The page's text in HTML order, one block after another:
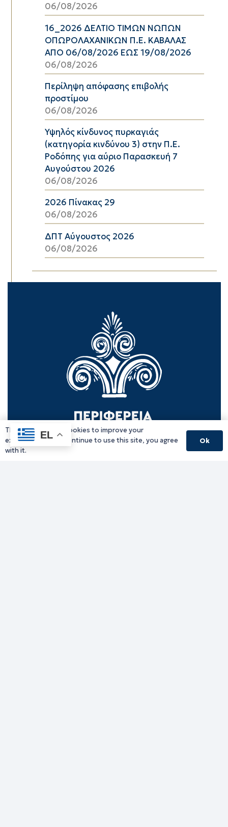
06/08/2026
16_2026 ΔΕΛΤΙΟ ΤΙΜΩΝ ΝΩΠΩΝ
ΟΠΩΡΟΛΑΧΑΝΙΚΩΝ Π.Ε. ΚΑΒΑΛΑΣ
ΑΠΟ 06/08/2026 ΕΩΣ 19/08/2026
06/08/2026
Περίληψη απόφασης επιβολής
προστίμου
06/08/2026
Υψηλός κίνδυνος πυρκαγιάς
(κατηγορία κινδύνου 3) στην Π.Ε.
Ροδόπης για αύριο Παρασκευή 7
Αυγούστου 2026
06/08/2026
2026 Πίνακας 29
06/08/2026
ΔΠΤ Αύγουστος 2026
06/08/2026
EL
This website uses cookies to improve your
experience. If you continue to use this site, you agree
with it.
Ok